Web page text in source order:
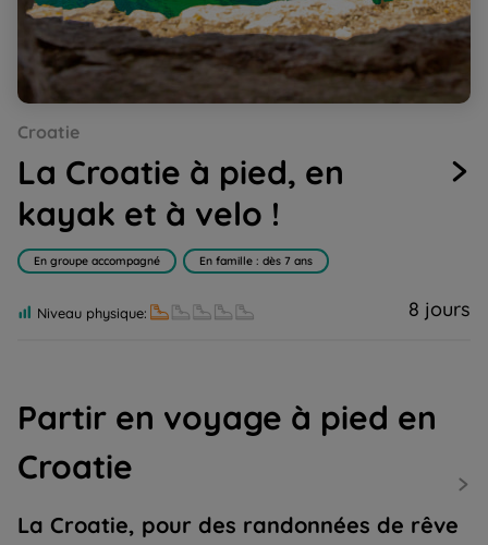
toto
2
to
3
to
4
to
5
Croatie
La Croatie à pied, en
kayak et à velo !
En groupe accompagné En famille : dès 7 ans
Niveau physique: 8 jours
Partir en voyage à pied en
Croatie
La Croatie, pour des randonnées de rêve